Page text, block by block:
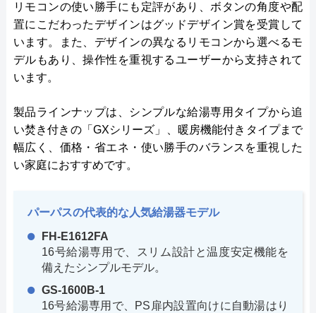
リモコンの使い勝手にも定評があり、ボタンの角度や配
置にこだわったデザインはグッドデザイン賞を受賞して
います。また、デザインの異なるリモコンから選べるモ
デルもあり、操作性を重視するユーザーから支持されて
います。
製品ラインナップは、シンプルな給湯専用タイプから追
い焚き付きの「GXシリーズ」、暖房機能付きタイプまで
幅広く、価格・省エネ・使い勝手のバランスを重視した
い家庭におすすめです。
パーパスの代表的な人気給湯器モデル
FH-E1612FA
16号給湯専用で、スリム設計と温度安定機能を
備えたシンプルモデル。
GS-1600B-1
16号給湯専用で、PS扉内設置向けに自動湯はり